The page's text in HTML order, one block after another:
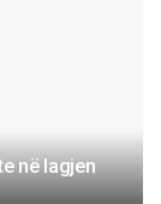
në lagjen